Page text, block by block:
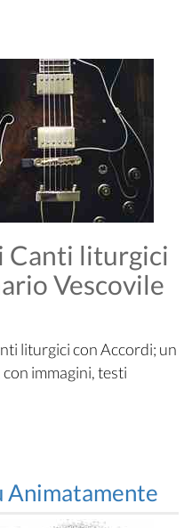
Canti liturgici
Vescovile
liturgici con Accordi; un
immagini, testi
Animatamente